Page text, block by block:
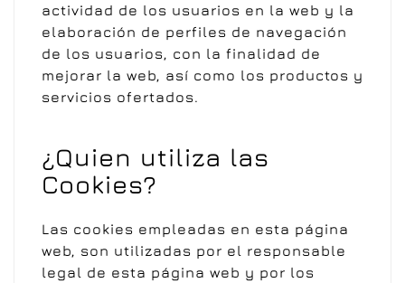
actividad de los usuarios en la web y la
elaboración de perfiles de navegación
de los usuarios, con la finalidad de
mejorar la web, así como los productos y
servicios ofertados.
¿Quien utiliza las
Cookies?
Las cookies empleadas en esta página
web, son utilizadas por el responsable
legal de esta página web y por los